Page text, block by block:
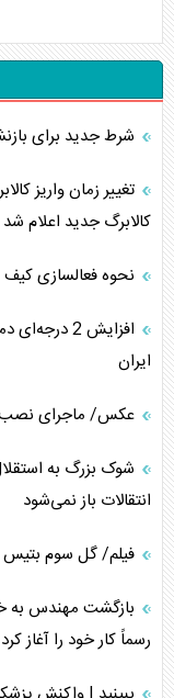
شرط جدید برای
کالابرگ جدید اعلام شد
نحوه فعالسازی
افزایش 2
ایران
عکس/ ماجرای نصب
شوک بزرگ به
انتقالات باز نمی‌شود
فیلم/ گل سوم بتیس
بازگشت مهندس به
رسماً کار خود را آغاز کرد